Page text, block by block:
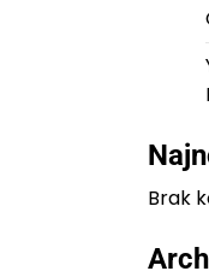
Brak